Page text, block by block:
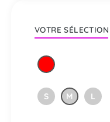
VOTRE SÉLECTION
S M L